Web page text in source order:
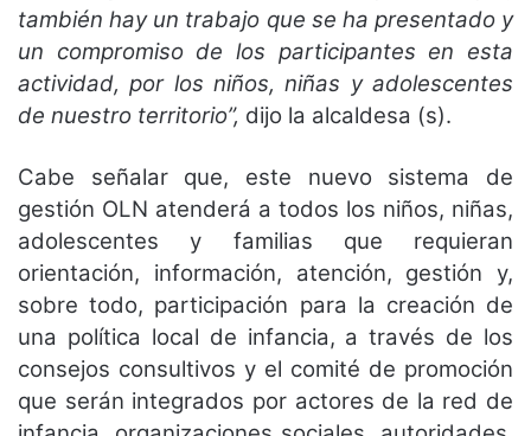
también hay un trabajo que se ha presentado y
un compromiso de los participantes en esta
actividad, por los niños, niñas y adolescentes
de nuestro territorio”, dijo la alcaldesa (s).
Cabe señalar que, este nuevo sistema de
gestión OLN atenderá a todos los niños, niñas,
adolescentes y familias que requieran
orientación, información, atención, gestión y,
sobre todo, participación para la creación de
una política local de infancia, a través de los
consejos consultivos y el comité de promoción
que serán integrados por actores de la red de